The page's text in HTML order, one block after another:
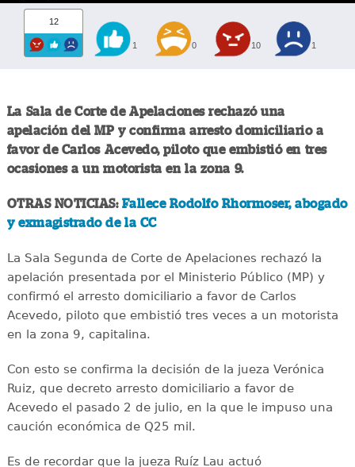
12
1 0 10 1
La Sala de Corte de Apelaciones rechazó una
apelación del MP y confirma arresto domiciliario a
favor de Carlos Acevedo, piloto que embistió en tres
ocasiones a un motorista en la zona 9.
OTRAS NOTICIAS: Fallece Rodolfo Rhormoser, abogado
y exmagistrado de la CC
La Sala Segunda de Corte de Apelaciones rechazó la
apelación presentada por el Ministerio Público (MP) y
confirmó el arresto domiciliario a favor de Carlos
Acevedo, piloto que embistió tres veces a un motorista
en la zona 9, capitalina.
Con esto se confirma la decisión de la jueza Verónica
Ruiz, que decreto arresto domiciliario a favor de
Acevedo el pasado 2 de julio, en la que le impuso una
caución económica de Q25 mil.
Es de recordar que la jueza Ruíz Lau actuó